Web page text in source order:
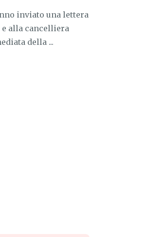
inviato una lettera
alla cancelliera
della ...